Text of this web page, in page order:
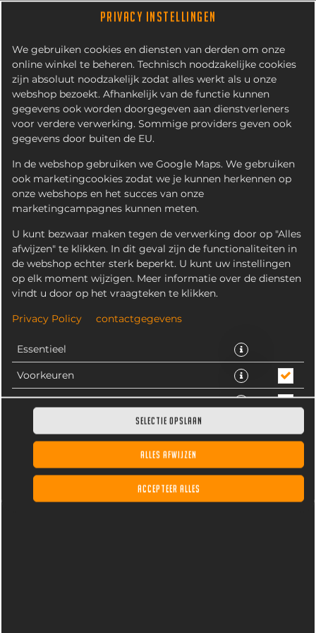
PRIVACY INSTELLINGEN
We gebruiken cookies en diensten van derden om onze
online winkel te beheren. Technisch noodzakelijke cookies
zijn absoluut noodzakelijk zodat alles werkt als u onze
webshop bezoekt. Afhankelijk van de functie kunnen
gegevens ook worden doorgegeven aan dienstverleners
voor verdere verwerking. Sommige providers geven ook
gegevens door buiten de EU.
In de webshop gebruiken we Google Maps. We gebruiken
ook marketingcookies zodat we je kunnen herkennen op
onze webshops en het succes van onze
marketingcampagnes kunnen meten.
U kunt bezwaar maken tegen de verwerking door op "Alles
afwijzen" te klikken. In dit geval zijn de functionaliteiten in
de webshop echter sterk beperkt. U kunt uw instellingen
op elk moment wijzigen. Meer informatie over de diensten
vindt u door op het vraagteken te klikken.
Privacy Policy contactgegevens
Essentieel
Voorkeuren
Statistieken
SELECTIE OPSLAAN
ALLES AFWIJZEN
ACCEPTEER ALLES
ITALIAANSE
TRUFFELBURGER
Truffelburger van 100% rundvlees met frisse ijsberg
salade, tomaat, komkommer en warmgebakken bacon
van de plaat met truffelmayonaise.